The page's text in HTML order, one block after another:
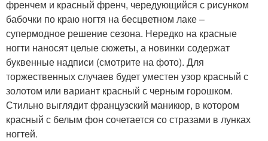
френчем и красный френч, чередующийся с рисунком
бабочки по краю ногтя на бесцветном лаке –
супермодное решение сезона. Нередко на красные
ногти наносят целые сюжеты, а новинки содержат
буквенные надписи (смотрите на фото). Для
торжественных случаев будет уместен узор красный с
золотом или вариант красный с черным горошком.
Стильно выглядит французский маникюр, в котором
красный с белым фон сочетается со стразами в лунках
ногтей.